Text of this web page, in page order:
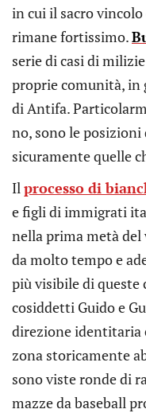
in cui il sacro
rimane fortissimo.
serie di casi di
proprie comunità, in
di Antifa.
no, sono le
sicuramente quelle
Ilprocesso di
e figli di immigrati
nella prima metà del
da molto tempo e
più visibile di
cosiddetti Guido e
direzione identitaria
zona storicamente
sono viste ronde di
mazze da baseball